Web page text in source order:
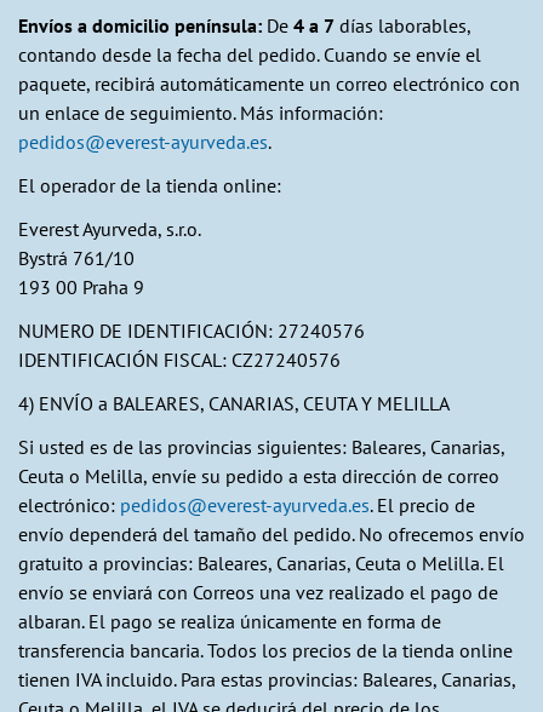
Envíos a domicilio península: De 4 a 7 días laborables,
contando desde la fecha del pedido. Cuando se envíe el
paquete, recibirá automáticamente un correo electrónico con
un enlace de seguimiento. Más información:
pedidos@everest-ayurveda.es.
El operador de la tienda online:
Everest Ayurveda, s.r.o.
Bystrá 761/10
193 00 Praha 9
NUMERO DE IDENTIFICACIÓN: 27240576
IDENTIFICACIÓN FISCAL: CZ27240576
4) ENVÍO a BALEARES, CANARIAS, CEUTA Y MELILLA
Si usted es de las provincias siguientes: Baleares, Canarias,
Ceuta o Melilla, envíe su pedido a esta dirección de correo
electrónico: pedidos@everest-ayurveda.es. El precio de
envío dependerá del tamaño del pedido. No ofrecemos envío
gratuito a provincias: Baleares, Canarias, Ceuta o Melilla. El
envío se enviará con Correos una vez realizado el pago de
albaran. El pago se realiza únicamente en forma de
transferencia bancaria. Todos los precios de la tienda online
tienen IVA incluido. Para estas provincias: Baleares, Canarias,